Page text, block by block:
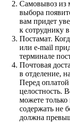
Самовывоз из
выбора
вам придет
к сотруднику
Постамат.
или e-mail
терминале
Почтовая
в отделение,
Перед
целостность.
можете только
содержать не
должна